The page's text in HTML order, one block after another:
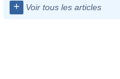
+ Voir tous les articles